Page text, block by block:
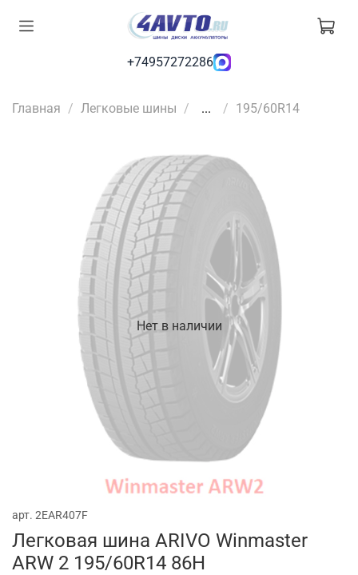
+74957272286
Главная Легковые шины ... 195/60R14
Нет в наличии
арт. 2EAR407F
Легковая шина ARIVO Winmaster
ARW 2 195/60R14 86H